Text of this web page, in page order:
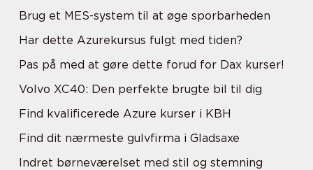
Brug et MES-system til at øge sporbarheden
Har dette Azurekursus fulgt med tiden?
Pas på med at gøre dette forud for Dax kurser!
Volvo XC40: Den perfekte brugte bil til dig
Find kvalificerede Azure kurser i KBH
Find dit nærmeste gulvfirma i Gladsaxe
Indret børneværelset med stil og stemning